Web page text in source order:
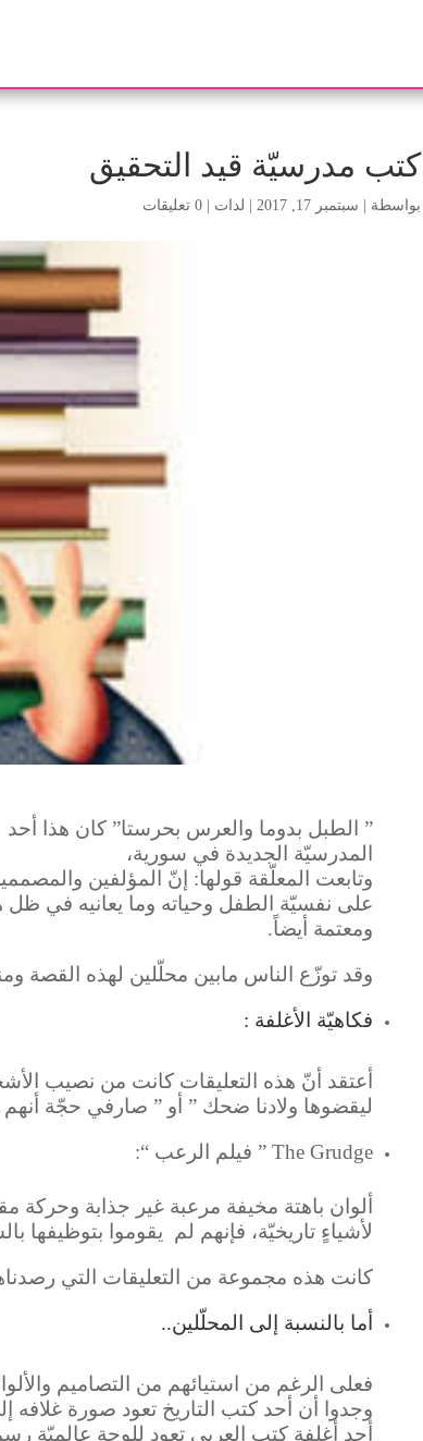
كتب مدرسيّة قيد التحقيق
بواسطة سبتمبر 17, 2017 | لدات 0 تعليقات
” الطبل بدوما والعرس بحرستا” كان هذا
المدرسيّة الجديدة في سورية،
وتابعت المعلّقة قولها: إنّ المؤلفين
على نفسيّة الطفل وحياته وما يعانيه في ظل
ومعتمة أيضاً.
وقد توزّع الناس مابين محلّلين لهذه القصة
فكاهيّة الأغلفة :
أعتقد أنّ هذه التعليقات كانت من نصيب
ليقضوها ولادنا ضحك ” أو ” صارفي حجّة
The Grudge ” فيلم الرعب “:
ألوان باهتة مخيفة مرعبة غير جذابة وحركة
لأشياءٍ تاريخيّة، فإنهم لم يقوموا
.كانت هذه مجموعة من التعليقات التي
أما بالنسبة إلى المحلّلين..
فعلى الرغم من استيائهم من التصاميم
وجدوا أن أحد كتب التاريخ تعود صورة
أحد أغلفة كتب العربي تعود للوحة عالميّة